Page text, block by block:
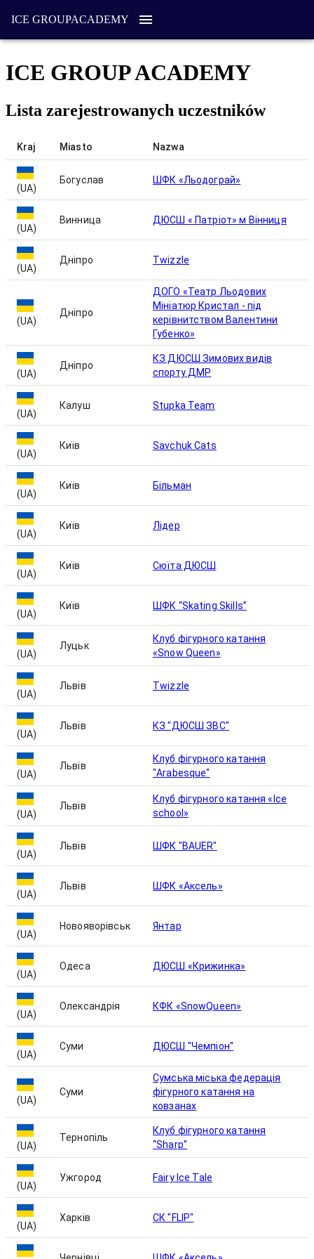
ICE GROUPACADEMY
ICE GROUP ACADEMY
Lista zarejestrowanych uczestników
Kraj Miasto Nazwa
(UA)
Богуслав ШФК «Льодограй»
(UA)
Винница ДЮСШ « Патріот» м Вінниця
(UA)
Дніпро Twizzle
(UA)
Дніпро
ДОГО «Театр Льодових
Мініатюр Кристал - під
керівнитством Валентини
Губенко»
(UA)
Дніпро
КЗ ДЮСШ Зимових видів
спорту ДМР
(UA)
Калуш Stupka Team
(UA)
Київ Savchuk Cats
(UA)
Київ Більман
(UA)
Київ Лідер
(UA)
Київ Сюїта ДЮСШ
(UA)
Київ ШФК “Skating Skills”
(UA)
Луцьк
Клуб фігурного катання
«Snow Queen»
(UA)
Львів Twizzle
(UA)
Львів КЗ "ДЮСШ ЗВС"
(UA)
Львів
Клуб фігурного катання
"Arabesque"
(UA)
Львів
Клуб фігурного катання «Ice
school»
(UA)
Львів ШФК "BAUER"
(UA)
Львів ШФК «Аксель»
(UA)
Новояворівськ Янтар
(UA)
Одеса ДЮСШ «Крижинка»
(UA)
Олександрія КФК «SnowQueen»
(UA)
Суми ДЮСШ "Чемпіон"
(UA)
Суми
Сумська міська федерація
фігурного катання на
ковзанах
(UA)
Тернопіль
Клуб фігурного катання
“Sharp”
(UA)
Ужгород Fairy Ice Tale
(UA)
Харків СК "FLIP"